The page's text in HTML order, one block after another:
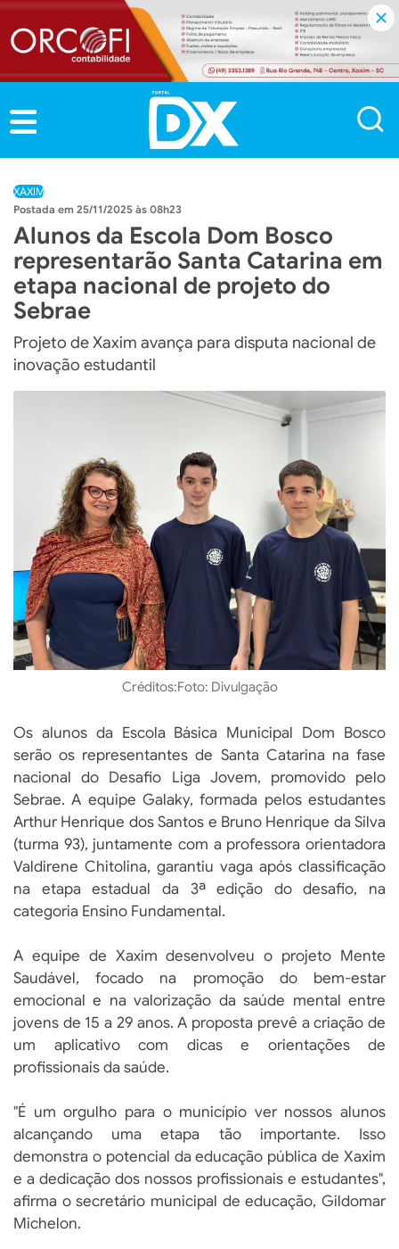
XAXIM
25/11/2025 às 08h23
Alunos da Escola Dom Bosco
representarão Santa Catarina em
etapa nacional de projeto do
Sebrae
Projeto de Xaxim avança para disputa nacional de
inovação estudantil
Créditos:Foto: Divulgação
Os alunos da Escola Básica Municipal Dom Bosco
serão os representantes de Santa Catarina na fase
nacional do Desafio Liga Jovem, promovido pelo
Sebrae. A equipe Galaky, formada pelos estudantes
Arthur Henrique dos Santos e Bruno Henrique da Silva
(turma 93), juntamente com a professora orientadora
Valdirene Chitolina, garantiu vaga após classificação
na etapa estadual da 3ª edição do desafio, na
categoria Ensino Fundamental.
A equipe de Xaxim desenvolveu o projeto Mente
Saudável, focado na promoção do bem-estar
emocional e na valorização da saúde mental entre
jovens de 15 a 29 anos. A proposta prevê a criação de
um aplicativo com dicas e orientações de
profissionais da saúde.
"É um orgulho para o município ver nossos alunos
alcançando uma etapa tão importante. Isso
demonstra o potencial da educação pública de Xaxim
e a dedicação dos nossos profissionais e estudantes",
afirma o secretário municipal de educação, Gildomar
Michelon.